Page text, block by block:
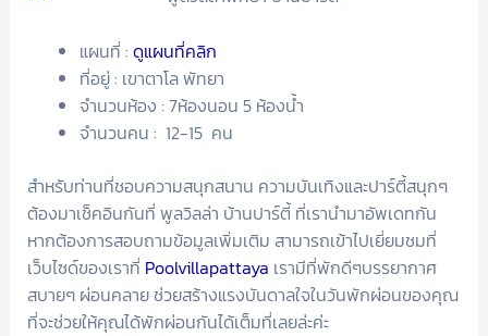
แผนที่ : ดูแผนที่คลิก
ที่อยู่ : เขาตาโล พัทยา
จำนวนห้อง : 7ห้องนอน 5 ห้องน้ำ
จำนวนคน : 12-15 คน
สำหรับท่านที่ชอบความสนุกสนาน ความบันเทิงและปาร์ตี้สนุกๆ
ต้องมาเช็คอินกันที่ พูลวิลล่า บ้านปาร์ตี้ ที่เรานำมาอัพเดทกัน
หากต้องการสอบถามข้อมูลเพิ่มเติม สามารถเข้าไปเยี่ยมชมที่
เว็บไซด์ของเราที่ Poolvillapattaya เรามีที่พักดีๆบรรยากาศ
สบายๆ ผ่อนคลาย ช่วยสร้างแรงบันดาลใจในวันพักผ่อนของคุณ
ที่จะช่วยให้คุณได้พักผ่อนกันได้เต็มที่เลยล่ะค่ะ